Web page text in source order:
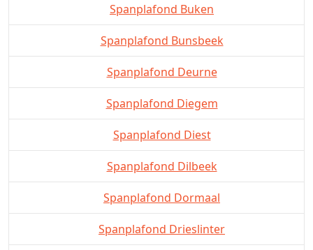
Spanplafond Buken
Spanplafond Bunsbeek
Spanplafond Deurne
Spanplafond Diegem
Spanplafond Diest
Spanplafond Dilbeek
Spanplafond Dormaal
Spanplafond Drieslinter